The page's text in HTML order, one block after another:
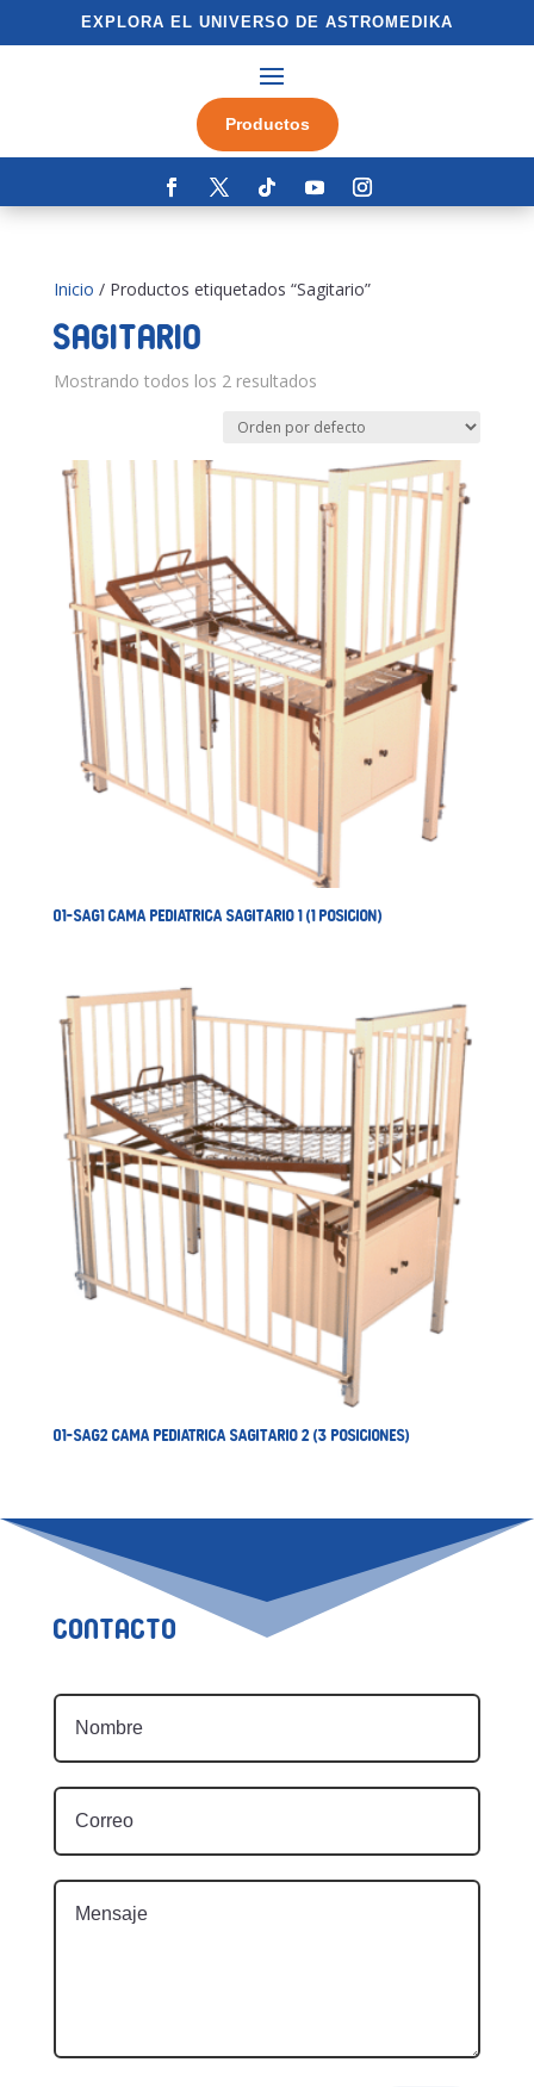
EXPLORA EL UNIVERSO DE ASTROMEDIKA
Productos
Inicio / Productos etiquetados “Sagitario”
Sagitario
Mostrando todos los 2 resultados
01-SAG1 CAMA PEDIATRICA SAGITARIO 1 (1 POSICION)
01-SAG2 CAMA PEDIATRICA SAGITARIO 2 (3 POSICIONES)
Contacto